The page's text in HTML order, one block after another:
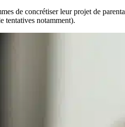
de concrétiser leur projet de
tentatives notamment).